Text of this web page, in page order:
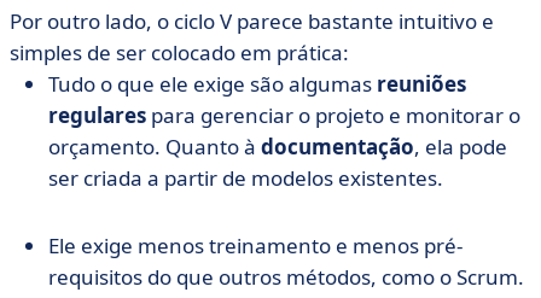
Por outro lado, o ciclo V parece bastante intuitivo e
simples de ser colocado em prática:
Tudo o que ele exige são algumas reuniões
regulares para gerenciar o projeto e monitorar o
orçamento. Quanto à documentação, ela pode
ser criada a partir de modelos existentes.
Ele exige menos treinamento e menos pré-
requisitos do que outros métodos, como o Scrum.